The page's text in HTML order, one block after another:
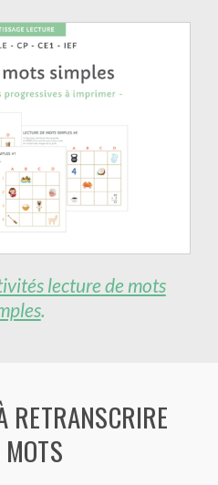
lecturede mots
.
RETRANSCRIRE